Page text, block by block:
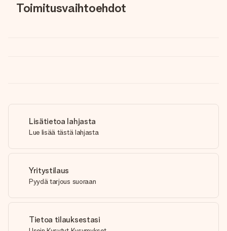
Toimitusvaihtoehdot
Lisätietoa lahjasta
Lue lisää tästä lahjasta
Yritystilaus
Pyydä tarjous suoraan
Tietoa tilauksestasi